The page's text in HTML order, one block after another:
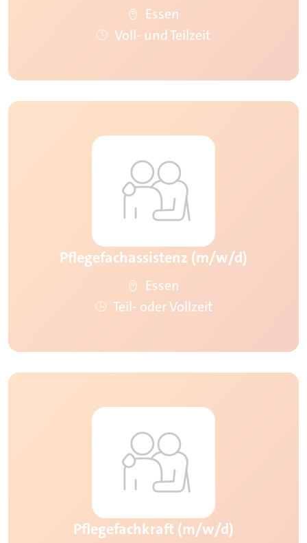
Essen
Voll- und Teilzeit
Pflegefachassistenz (m/w/d)
Essen
Teil- oder Vollzeit
Pflegefachkraft (m/w/d)